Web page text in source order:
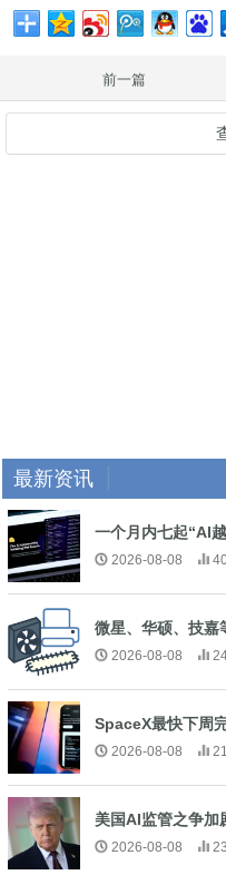
前一篇
最新资讯
一个月内七起“AI
2026-08-08
微星、华硕、技嘉
2026-08-08
SpaceX最快下周
2026-08-08 21
美国AI监管之争加
2026-08-08 23